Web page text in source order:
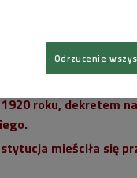
materiały prom.
roku, dekretem
mieściła się
Odrzucenie